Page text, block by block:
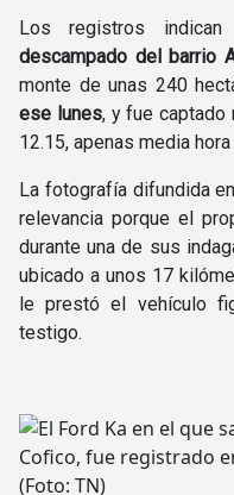
Los registros
descampado del barrio
monte de unas 240
ese lunes, y fue captado
12.15, apenas media
La fotografía difundida
relevancia porque el
durante una de sus
ubicado a unos 17
le prestó el vehículo
testigo.